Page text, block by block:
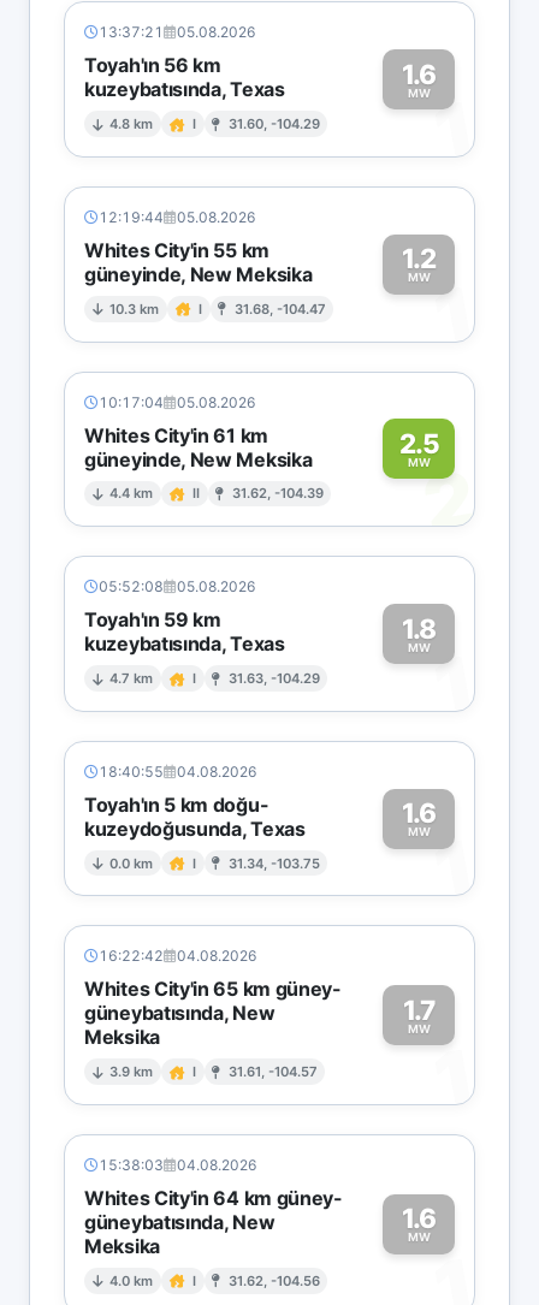
13:37:21 05.08.2026
Toyah'ın 56 km
kuzeybatısında, Texas
4.8 km I 31.60, -104.29
1.6
MW1
12:19:44 05.08.2026
Whites City'in 55 km
güneyinde, New Meksika
10.3 km I 31.68, -104.47
1.2
MW1
10:17:04 05.08.2026
Whites City'in 61 km
güneyinde, New Meksika
4.4 km II 31.62, -104.39
2.5
MW2
05:52:08 05.08.2026
Toyah'ın 59 km
kuzeybatısında, Texas
4.7 km I 31.63, -104.29
1.8
MW1
18:40:55 04.08.2026
Toyah'ın 5 km doğu-
kuzeydoğusunda, Texas
0.0 km I 31.34, -103.75
1.6
MW1
16:22:42 04.08.2026
Whites City'in 65 km güney-
güneybatısında, New
Meksika
3.9 km I 31.61, -104.57
1.7
MW
1
15:38:03 04.08.2026
Whites City'in 64 km güney-
güneybatısında, New
Meksika
4.0 km I 31.62, -104.56
1.6
MW